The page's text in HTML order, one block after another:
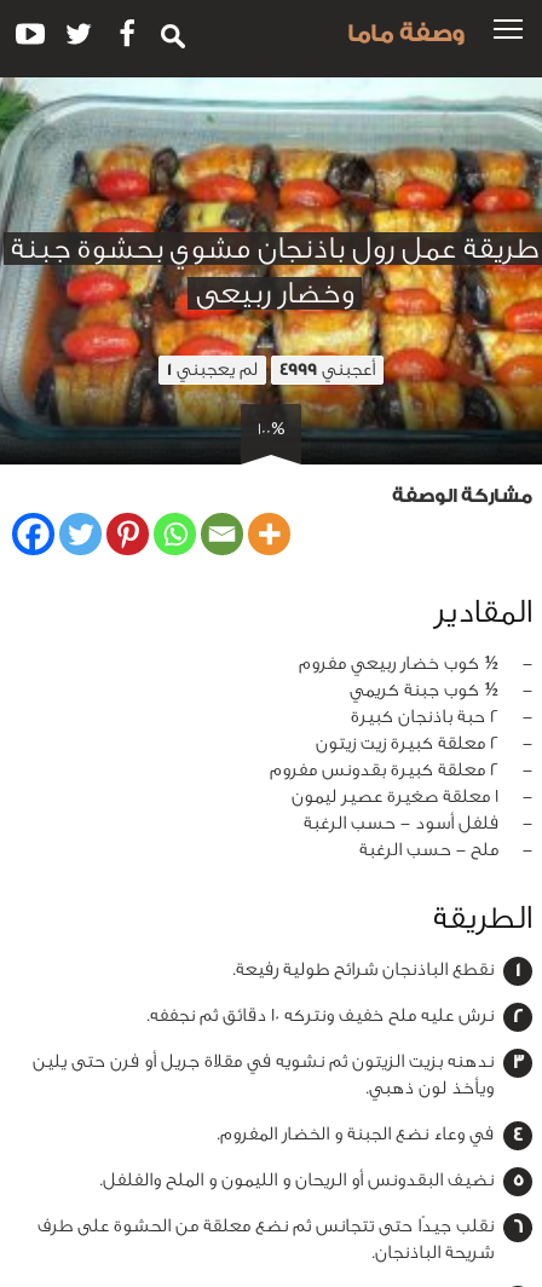
وصفة ماما
طريقة عمل رول باذنجان مشوي بحشوة جبنة
وخضار ربيعى
أعجبني 4999 لم يعجبني 1
100%
مشاركة الوصفة
المقادير
‏-
½ كوب خضار ربيعي مفروم
‏-
½ كوب جبنة كريمي
‏-
2 حبة باذنجان كبيرة
‏-
2 معلقة كبيرة زيت زيتون
‏-
2 معلقة كبيرة بقدونس مفروم
‏-
1 معلقة صغيرة عصير ليمون
‏-
فلفل أسود - حسب الرغبة
‏-
ملح - حسب الرغبة
الطريقة
نقطع الباذنجان شرائح طولية رفيعة.
نرش عليه ملح خفيف ونتركه 10 دقائق ثم نجففه.
ندهنه بزيت الزيتون ثم نشويه في مقلاة جريل أو فرن حتى يلين
ويأخذ لون ذهبي.
في وعاء نضع الجبنة و الخضار المفروم.
نضيف البقدونس أو الريحان و الليمون و الملح والفلفل.
نقلب جيدًا حتى تتجانس ثم نضع معلقة من الحشوة على طرف
شريحة الباذنجان.